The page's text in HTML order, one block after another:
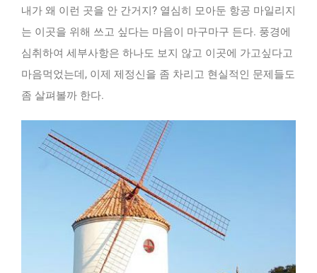
내가 왜 이런 곳을 안 간거지? 열심히 모아둔 항공 마일리지
는 이곳을 위해 쓰고 싶다는 마음이 마구마구 든다. 풍경에
심취하여 세부사항은 하나도 보지 않고 이곳에 가고싶다고
마음먹었는데, 이제 제정신을 좀 차리고 현실적인 문제들도
좀 살펴볼까 한다.